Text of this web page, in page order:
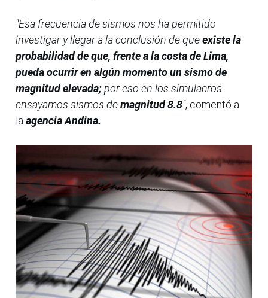
"Esa frecuencia de sismos nos ha permitido
investigar y llegar a la conclusión de queexiste la
probabilidad de que, frente a la costa de Lima,
pueda ocurrir en algún momento un sismo de
magnitud elevada;por eso en los simulacros
ensayamos sismos demagnitud 8.8", comentó a
laagencia Andina.